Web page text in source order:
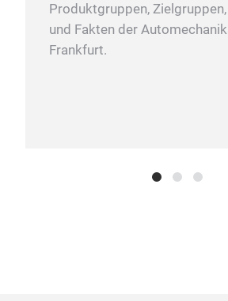
Produktgruppen, Zielgruppen,
und Fakten der
Frankfurt.